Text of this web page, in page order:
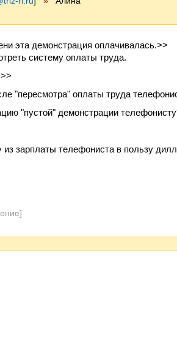
эта демонстрация оплачивалась.>>
систему оплаты труда.
"пересмотра" оплаты труда
"пустой" демонстрации
зарплаты телефониста в пользу